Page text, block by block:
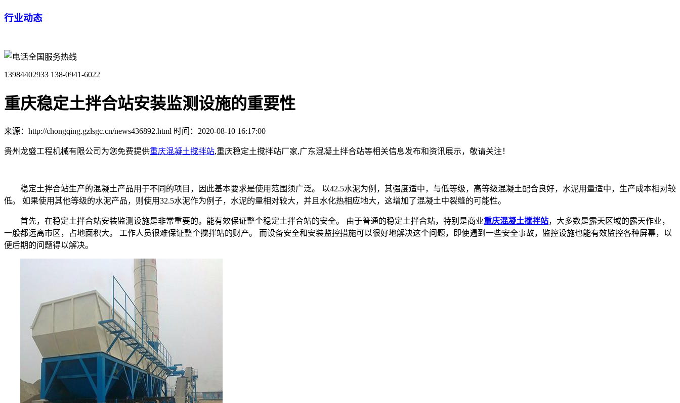
行业动态
全国服务热线
13984402933 138-0941-6022
重庆稳定土拌合站安装监测设施的重要性
来源：http://chongqing.gzlsgc.cn/news436892.html 时间：2020-08-10 16:17:00
贵州龙盛工程机械有限公司为您免费提供重庆混凝土搅拌站,重庆稳定土搅拌站厂家,广东混凝土拌合站等相关信息发布和资讯展示，敬请关注！
稳定土拌合站生产的混凝土产品用于不同的项目，因此基本要求是使用范围须广泛。 以42.5水泥为例，其强度适中，与低等级，高等级混凝土配合良好，水泥用量适中，生产成本相对较
低。 如果使用其他等级的水泥产品，则使用32.5水泥作为例子，水泥的量相对较大，并且水化热相应地大，这增加了混凝土中裂缝的可能性。
首先，在稳定土拌合站安装监测设施是非常重要的。能有效保证整个稳定土拌合站的安全。 由于普通的稳定土拌合站，特别是商业重庆混凝土搅拌站，大多数是露天区域的露天作业，
一般都远离市区，占地面积大。 工作人员很难保证整个搅拌站的财产。 而设备安全和安装监控措施可以很好地解决这个问题，即使遇到一些安全事故，监控设施也能有效监控各种屏幕，以
便后期的问题得以解决。